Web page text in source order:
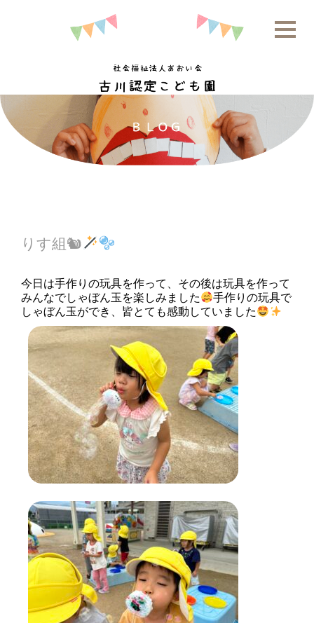
りす組🐿
今日は手作りの玩具を作って、その後は玩具を作って
みんなでしゃぼん玉を楽しみました
手作りの玩具で
しゃぼん玉ができ、皆とても感動していました